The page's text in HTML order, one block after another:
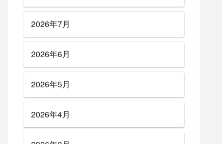
2026年7月
2026年6月
2026年5月
2026年4月